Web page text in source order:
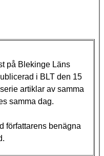
på Blekinge Läns
i BLT den 15
artiklar av samma
samma dag.
författarens benägna